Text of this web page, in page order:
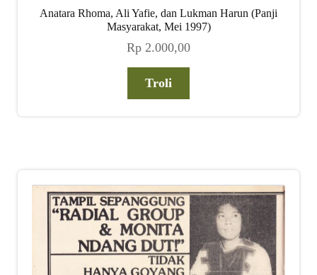
Anatara Rhoma, Ali Yafie, dan Lukman Harun (Panji
Masyarakat, Mei 1997)
Rp 2.000,00
Troli